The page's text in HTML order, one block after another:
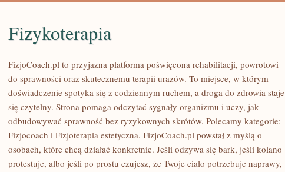
FIZYKOTERAPIA
Fizykoterapia
FizjoCoach.pl to przyjazna platforma poświęcona rehabilitacji, powrotowi
do sprawności oraz skutecznemu terapii urazów. To miejsce, w którym
doświadczenie spotyka się z codziennym ruchem, a droga do zdrowia staje
się czytelny. Strona pomaga odczytać sygnały organizmu i uczy, jak
odbudowywać sprawność bez ryzykownych skrótów. Polecamy kategorie:
Fizjocoach i Fizjoterapia estetyczna. FizjoCoach.pl powstał z myślą o
osobach, które chcą działać konkretnie. Jeśli odzywa się bark, jeśli kolano
protestuje, albo jeśli po prostu czujesz, że Twoje ciało potrzebuje naprawy,